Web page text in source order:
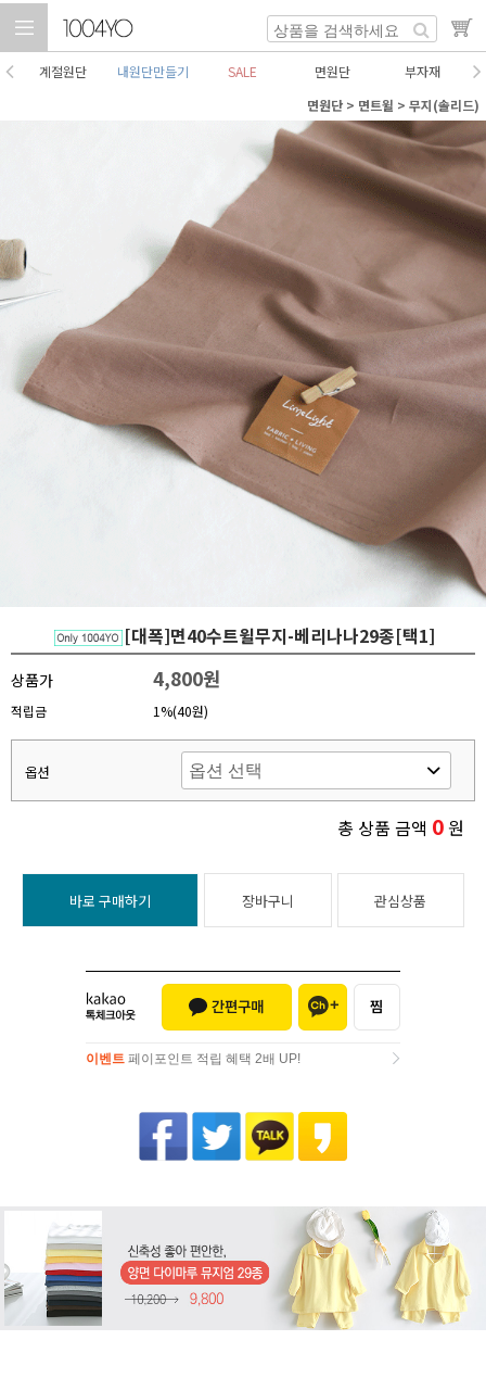
계절원단 내원단만들기 SALE 면원단
부자재
면원단 > 면트윌 > 무지(솔리드)
[대폭]면40수트윌무지-베리나나29종[택1]
상품가 4,800원
적립금 1%(40원)
옵션
총 상품 금액 0원
바로 구매하기 장바구니 관심상품
이벤트 페이포인트 적립 혜택 2배 UP!